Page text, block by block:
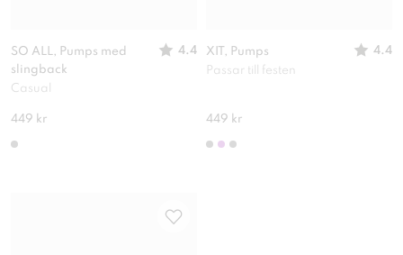
SO ALL, Pumps med
slingback
4.4
Casual
449 kr
XIT, Pumps
4.4
Passar till festen
449 kr